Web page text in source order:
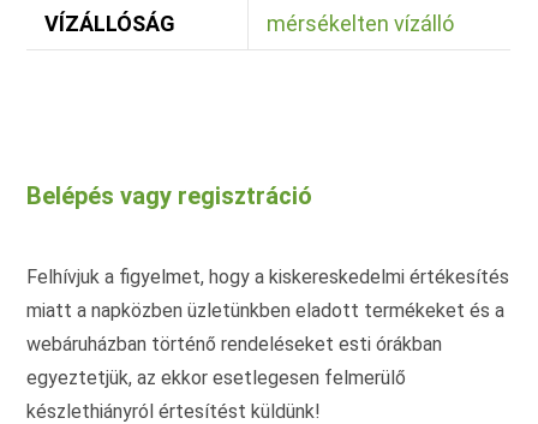
VÍZÁLLÓSÁG mérsékelten vízálló
Belépés vagy regisztráció
Felhívjuk a figyelmet, hogy a kiskereskedelmi értékesítés
miatt a napközben üzletünkben eladott termékeket és a
webáruházban történő rendeléseket esti órákban
egyeztetjük, az ekkor esetlegesen felmerülő
készlethiányról értesítést küldünk!